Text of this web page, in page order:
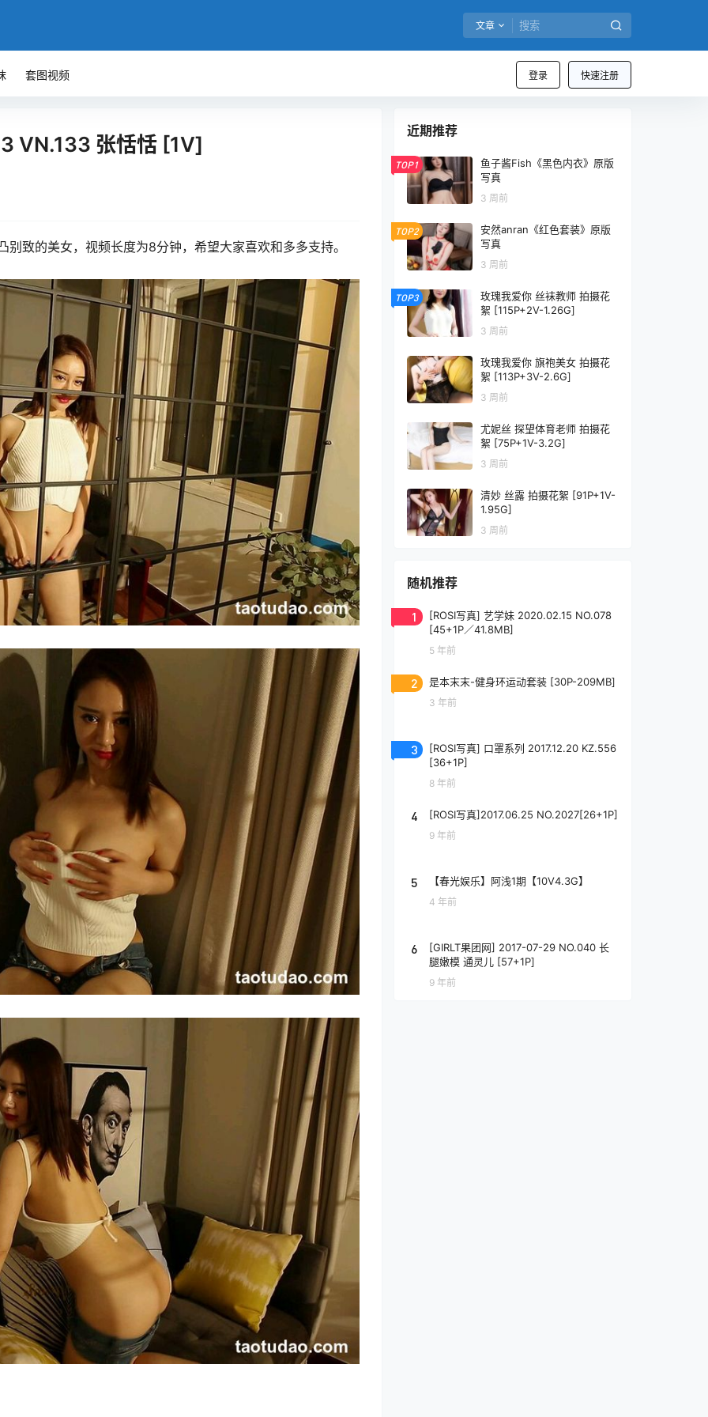
文章
登录 快速注册
套图视频
VN.133 张恬恬 [1V]
致的美女，视频长度为8分钟，希望大家喜欢和多多支持。
近期推荐
TOP1
鱼子酱Fish《黑色内衣》原版
写真
3 周前
TOP2
安然anran《红色套装》原版
写真
3 周前
TOP3
玫瑰我爱你 丝袜教师 拍摄花
絮 [115P+2V-1.26G]
3 周前
玫瑰我爱你 旗袍美女 拍摄花
絮 [113P+3V-2.6G]
3 周前
尤妮丝 探望体育老师 拍摄花
絮 [75P+1V-3.2G]
3 周前
清妙 丝露 拍摄花絮 [91P+1V-
1.95G]
3 周前
随机推荐
1
[ROSI写真] 艺学妹 2020.02.15 NO.078
[45+1P／41.8MB]
5 年前
2 是本末末-健身环运动套装 [30P-209MB]
3 年前
3
[ROSI写真] 口罩系列 2017.12.20 KZ.556
[36+1P]
8 年前
4 [ROSI写真]2017.06.25 NO.2027[26+1P]
9 年前
5 【春光娱乐】阿浅1期【10V4.3G】
4 年前
6
[GIRLT果团网] 2017-07-29 NO.040 长
腿嫩模 通灵儿 [57+1P]
9 年前